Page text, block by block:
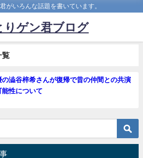
がいろんな話題を書いています。
りゲン君ブログ
覧
の澁谷梓希さんが復帰で昔の仲間との共演
能性について